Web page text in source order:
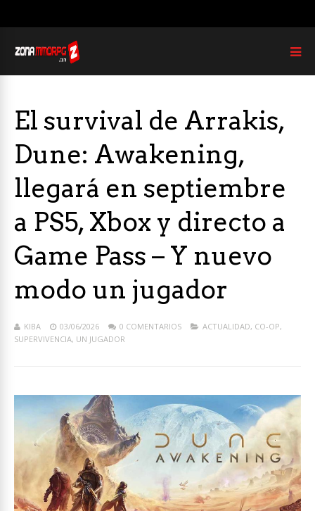
El survival de Arrakis,
Dune: Awakening,
llegará en septiembre
a PS5, Xbox y directo a
Game Pass – Y nuevo
modo un jugador
KIBA 03/06/2026 0 COMENTARIOS ACTUALIDAD, CO-OP,
SUPERVIVENCIA, UN JUGADOR